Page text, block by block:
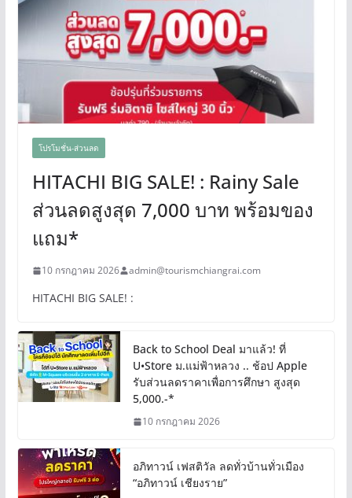
โปรโมชั่น-ส่วนลด
HITACHI BIG SALE! : Rainy Sale
ส่วนลดสูงสุด 7,000 บาท พร้อมของ
แถม*
10 กรกฎาคม 2026 admin@tourismchiangrai.com
HITACHI BIG SALE! :
Back to School Deal มาแล้ว! ที่
U•Store ม.แม่ฟ้าหลวง .. ช้อป Apple
รับส่วนลดราคาเพื่อการศึกษา สูงสุด
5,000.-*
10 กรกฎาคม 2026
อภิทาวน์ เฟสติวัล ลดทั่วบ้านทั่วเมือง
“อภิทาวน์ เชียงราย”